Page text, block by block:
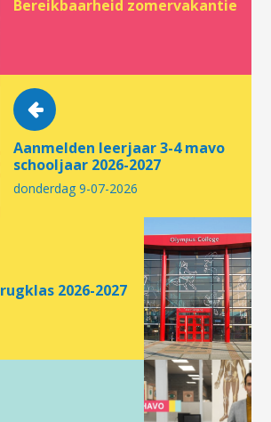
Bereikbaarheid zomervakantie
Aanmelden leerjaar 3-4 mavo
schooljaar 2026-2027
donderdag 9-07-2026
2026-2027